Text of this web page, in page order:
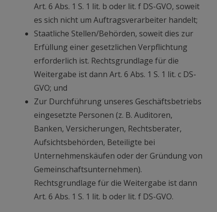
Art. 6 Abs. 1 S. 1 lit. b oder lit. f DS-GVO, soweit
es sich nicht um Auftragsverarbeiter handelt;
Staatliche Stellen/Behörden, soweit dies zur
Erfüllung einer gesetzlichen Verpflichtung
erforderlich ist. Rechtsgrundlage für die
Weitergabe ist dann Art. 6 Abs. 1 S. 1 lit. c DS-
GVO; und
Zur Durchführung unseres Geschäftsbetriebs
eingesetzte Personen (z. B. Auditoren,
Banken, Versicherungen, Rechtsberater,
Aufsichtsbehörden, Beteiligte bei
Unternehmenskäufen oder der Gründung von
Gemeinschaftsunternehmen).
Rechtsgrundlage für die Weitergabe ist dann
Art. 6 Abs. 1 S. 1 lit. b oder lit. f DS-GVO.